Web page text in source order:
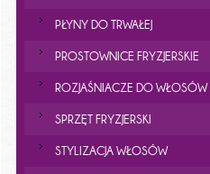
PŁYNY DO TRWAŁEJ
PROSTOWNICE FRYZJERSKIE
ROZJAŚNIACZE DO WŁOSÓW
SPRZĘT FRYZJERSKI
STYLIZACJA WŁOSÓW